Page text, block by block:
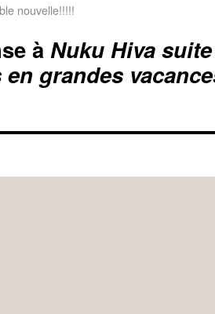
nouvelle!!!!!
à Nuku Hiva
grandes